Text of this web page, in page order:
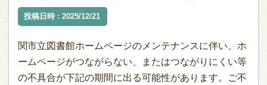
投稿日時 : 2025/12/21
関市立図書館ホームページのメンテナンスに伴い、ホ
ームページがつながらない、またはつながりにくい等
の不具合が下記の期間に出る可能性があります。ご不